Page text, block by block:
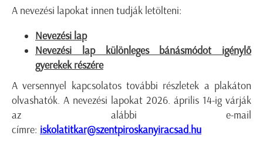
A nevezési lapokat innen tudják letölteni:
Nevezési lap
Nevezési lap különleges bánásmódot igénylő
gyerekek részére
A versennyel kapcsolatos további részletek a plakáton
olvashatók. A nevezési lapokat 2026. április 14-ig várják
az alábbi e-mail
címre: iskolatitkar@szentpiroskanyiracsad.hu